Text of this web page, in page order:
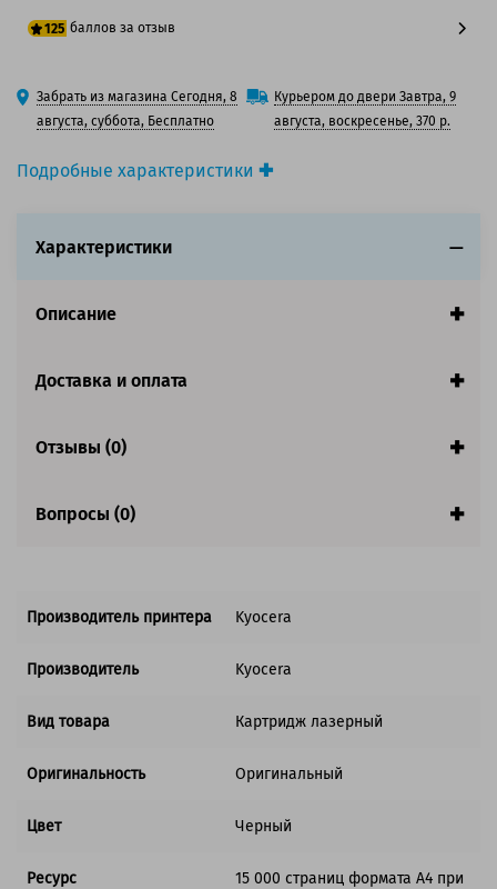
Подробные характеристики
Вид товара:Картридж лазерный
Ресурс:15 000 страниц формата А4 при 5%
Страна:Япония
125 баллов за отзыв
100 баллов
125 баллов
Забрать из магазина Сегодня, 8
августа, суббота, Бесплатно
Курьером до двери Завтра, 9
августа, воскресенье, 370 р.
Характеристики
Описание
Доставка и оплата
Отзывы (0)
Вопросы (0)
Производитель принтера Kyocera
Производитель Kyocera
Вид товара Картридж лазерный
Оригинальность Оригинальный
Цвет Черный
Ресурс
15 000 страниц формата А4 при